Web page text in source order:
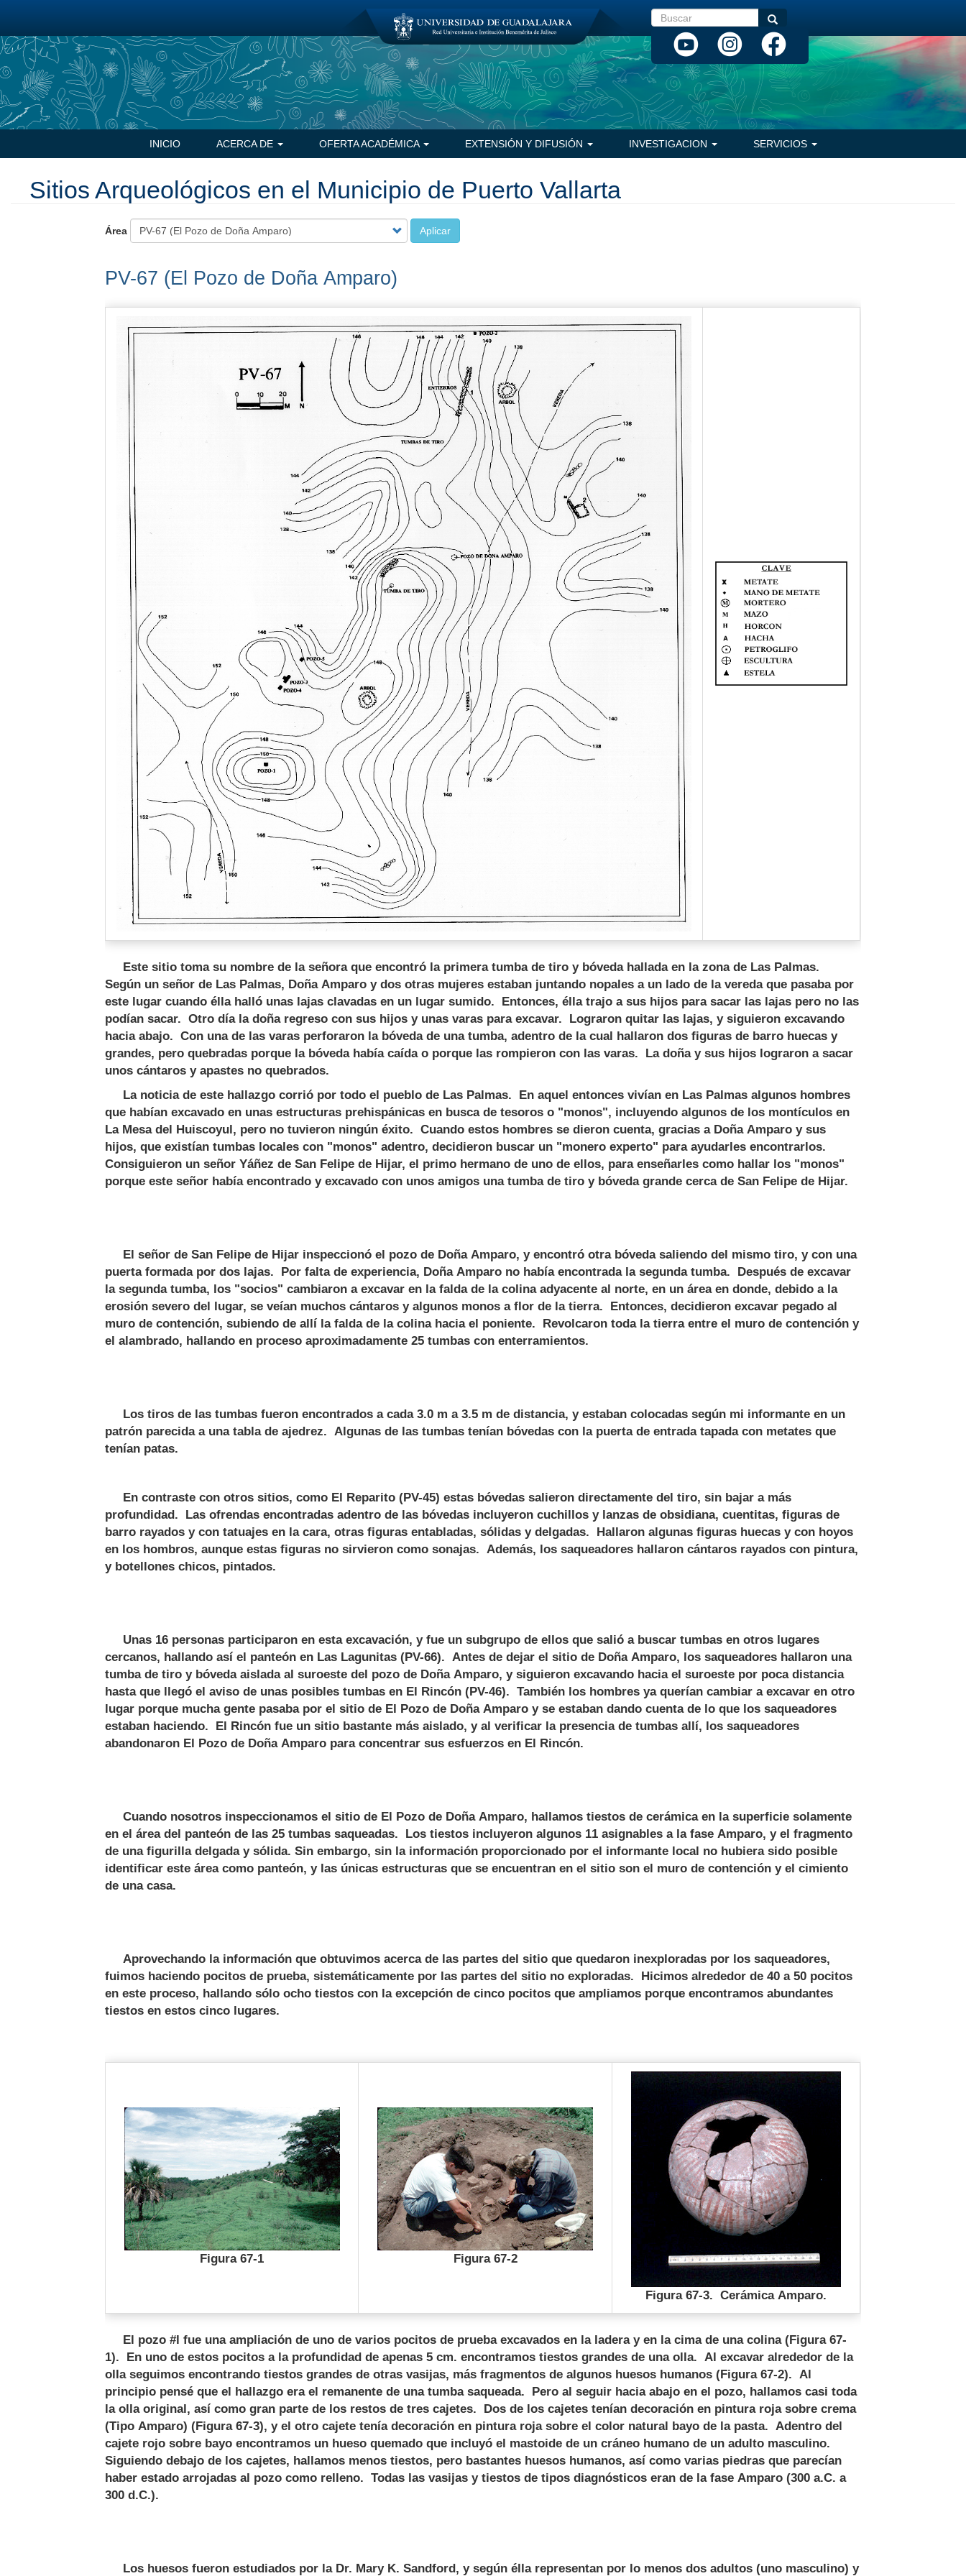
contenido
principal
Buscar Buscar
Navegación
principal
INICIO ACERCA DE OFERTA ACADÉMICA EXTENSIÓN Y DIFUSIÓN INVESTIGACION SERVICIOS
Sitios Arqueológicos en el Municipio de Puerto Vallarta
Área Aplicar
PV-67 (El Pozo de Doña Amparo)
Este sitio toma su nombre de la señora que encontró la primera tumba de tiro y bóveda hallada en la zona de Las Palmas.
Según un señor de Las Palmas, Doña Amparo y dos otras mujeres estaban juntando nopales a un lado de la vereda que pasaba por
este lugar cuando élla halló unas lajas clavadas en un lugar sumido. Entonces, élla trajo a sus hijos para sacar las lajas pero no las
podían sacar. Otro día la doña regreso con sus hijos y unas varas para excavar. Lograron quitar las lajas, y siguieron excavando
hacia abajo. Con una de las varas perforaron la bóveda de una tumba, adentro de la cual hallaron dos figuras de barro huecas y
grandes, pero quebradas porque la bóveda había caída o porque las rompieron con las varas. La doña y sus hijos lograron a sacar
unos cántaros y apastes no quebrados.
La noticia de este hallazgo corrió por todo el pueblo de Las Palmas. En aquel entonces vivían en Las Palmas algunos hombres
que habían excavado en unas estructuras prehispánicas en busca de tesoros o "monos", incluyendo algunos de los montículos en
La Mesa del Huiscoyul, pero no tuvieron ningún éxito. Cuando estos hombres se dieron cuenta, gracias a Doña Amparo y sus
hijos, que existían tumbas locales con "monos" adentro, decidieron buscar un "monero experto" para ayudarles encontrarlos.
Consiguieron un señor Yáñez de San Felipe de Hijar, el primo hermano de uno de ellos, para enseñarles como hallar los "monos"
porque este señor había encontrado y excavado con unos amigos una tumba de tiro y bóveda grande cerca de San Felipe de Hijar.
El señor de San Felipe de Hijar inspeccionó el pozo de Doña Amparo, y encontró otra bóveda saliendo del mismo tiro, y con una
puerta formada por dos lajas. Por falta de experiencia, Doña Amparo no había encontrada la segunda tumba. Después de excavar
la segunda tumba, los "socios" cambiaron a excavar en la falda de la colina adyacente al norte, en un área en donde, debido a la
erosión severo del lugar, se veían muchos cántaros y algunos monos a flor de la tierra. Entonces, decidieron excavar pegado al
muro de contención, subiendo de allí la falda de la colina hacia el poniente. Revolcaron toda la tierra entre el muro de contención y
el alambrado, hallando en proceso aproximadamente 25 tumbas con enterramientos.
Los tiros de las tumbas fueron encontrados a cada 3.0 m a 3.5 m de distancia, y estaban colocadas según mi informante en un
patrón parecida a una tabla de ajedrez. Algunas de las tumbas tenían bóvedas con la puerta de entrada tapada con metates que
tenían patas.
En contraste con otros sitios, como El Reparito (PV-45) estas bóvedas salieron directamente del tiro, sin bajar a más
profundidad. Las ofrendas encontradas adentro de las bóvedas incluyeron cuchillos y lanzas de obsidiana, cuentitas, figuras de
barro rayados y con tatuajes en la cara, otras figuras entabladas, sólidas y delgadas. Hallaron algunas figuras huecas y con hoyos
en los hombros, aunque estas figuras no sirvieron como sonajas. Además, los saqueadores hallaron cántaros rayados con pintura,
y botellones chicos, pintados.
Unas 16 personas participaron en esta excavación, y fue un subgrupo de ellos que salió a buscar tumbas en otros lugares
cercanos, hallando así el panteón en Las Lagunitas (PV-66). Antes de dejar el sitio de Doña Amparo, los saqueadores hallaron una
tumba de tiro y bóveda aislada al suroeste del pozo de Doña Amparo, y siguieron excavando hacia el suroeste por poca distancia
hasta que llegó el aviso de unas posibles tumbas en El Rincón (PV-46). También los hombres ya querían cambiar a excavar en otro
lugar porque mucha gente pasaba por el sitio de El Pozo de Doña Amparo y se estaban dando cuenta de lo que los saqueadores
estaban haciendo. El Rincón fue un sitio bastante más aislado, y al verificar la presencia de tumbas allí, los saqueadores
abandonaron El Pozo de Doña Amparo para concentrar sus esfuerzos en El Rincón.
Cuando nosotros inspeccionamos el sitio de El Pozo de Doña Amparo, hallamos tiestos de cerámica en la superficie solamente
en el área del panteón de las 25 tumbas saqueadas. Los tiestos incluyeron algunos 11 asignables a la fase Amparo, y el fragmento
de una figurilla delgada y sólida. Sin embargo, sin la información proporcionado por el informante local no hubiera sido posible
identificar este área como panteón, y las únicas estructuras que se encuentran en el sitio son el muro de contención y el cimiento
de una casa.
Aprovechando la información que obtuvimos acerca de las partes del sitio que quedaron inexploradas por los saqueadores,
fuimos haciendo pocitos de prueba, sistemáticamente por las partes del sitio no exploradas. Hicimos alrededor de 40 a 50 pocitos
en este proceso, hallando sólo ocho tiestos con la excepción de cinco pocitos que ampliamos porque encontramos abundantes
tiestos en estos cinco lugares.
Figura 67-1 Figura 67-2
Figura 67-3. Cerámica Amparo.
El pozo #l fue una ampliación de uno de varios pocitos de prueba excavados en la ladera y en la cima de una colina (Figura 67-
1). En uno de estos pocitos a la profundidad de apenas 5 cm. encontramos tiestos grandes de una olla. Al excavar alrededor de la
olla seguimos encontrando tiestos grandes de otras vasijas, más fragmentos de algunos huesos humanos (Figura 67-2). Al
principio pensé que el hallazgo era el remanente de una tumba saqueada. Pero al seguir hacia abajo en el pozo, hallamos casi toda
la olla original, así como gran parte de los restos de tres cajetes. Dos de los cajetes tenían decoración en pintura roja sobre crema
(Tipo Amparo) (Figura 67-3), y el otro cajete tenía decoración en pintura roja sobre el color natural bayo de la pasta. Adentro del
cajete rojo sobre bayo encontramos un hueso quemado que incluyó el mastoide de un cráneo humano de un adulto masculino.
Siguiendo debajo de los cajetes, hallamos menos tiestos, pero bastantes huesos humanos, así como varias piedras que parecían
haber estado arrojadas al pozo como relleno. Todas las vasijas y tiestos de tipos diagnósticos eran de la fase Amparo (300 a.C. a
300 d.C.).
Los huesos fueron estudiados por la Dr. Mary K. Sandford, y según élla representan por lo menos dos adultos (uno masculino) y